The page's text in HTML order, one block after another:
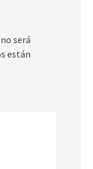
será
están